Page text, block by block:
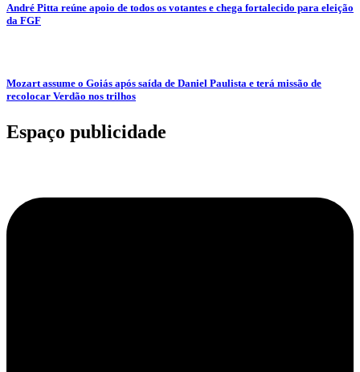
André Pitta reúne apoio de todos os votantes e chega fortalecido para eleição
da FGF
Mozart assume o Goiás após saída de Daniel Paulista e terá missão de
recolocar Verdão nos trilhos
Espaço publicidade